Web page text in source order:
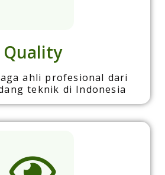
Quality
ahli profesional dari
teknik di Indonesia